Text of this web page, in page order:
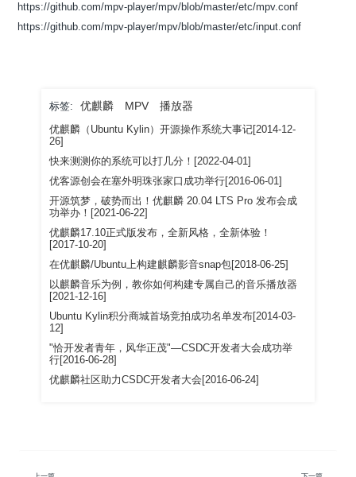
https://github.com/mpv-player/mpv/blob/master/etc/mpv.conf
https://github.com/mpv-player/mpv/blob/master/etc/input.conf
标签: 优麒麟 MPV 播放器
优麒麟（Ubuntu Kylin）开源操作系统大事记[2014-12-
26]
快来测测你的系统可以打几分！[2022-04-01]
优客源创会在塞外明珠张家口成功举行[2016-06-01]
开源筑梦，破势而出！优麒麟 20.04 LTS Pro 发布会成
功举办！[2021-06-22]
优麒麟17.10正式版发布，全新风格，全新体验！
[2017-10-20]
在优麒麟/Ubuntu上构建麒麟影音snap包[2018-06-25]
以麒麟音乐为例，教你如何构建专属自己的音乐播放器
[2021-12-16]
Ubuntu Kylin积分商城首场竞拍成功名单发布[2014-03-
12]
"恰开发者青年，风华正茂"—CSDC开发者大会成功举
行[2016-06-28]
优麒麟社区助力CSDC开发者大会[2016-06-24]